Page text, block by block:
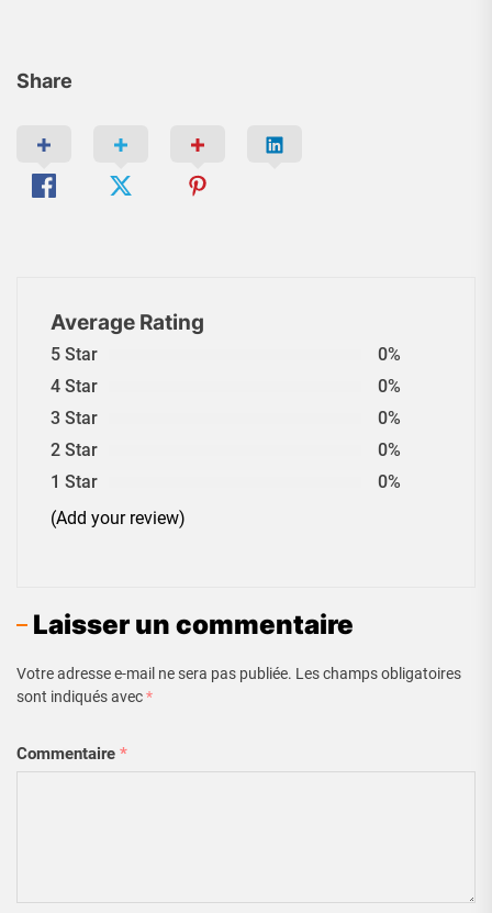
Share
Average Rating
5 Star
0%
4 Star
0%
3 Star
0%
2 Star
0%
1 Star
0%
(Add your review)
Laisser un commentaire
Votre adresse e-mail ne sera pas publiée. Les champs obligatoires
sont indiqués avec*
Commentaire *